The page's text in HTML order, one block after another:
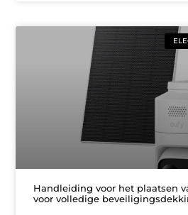
Handleiding voor het plaatsen
voor volledige